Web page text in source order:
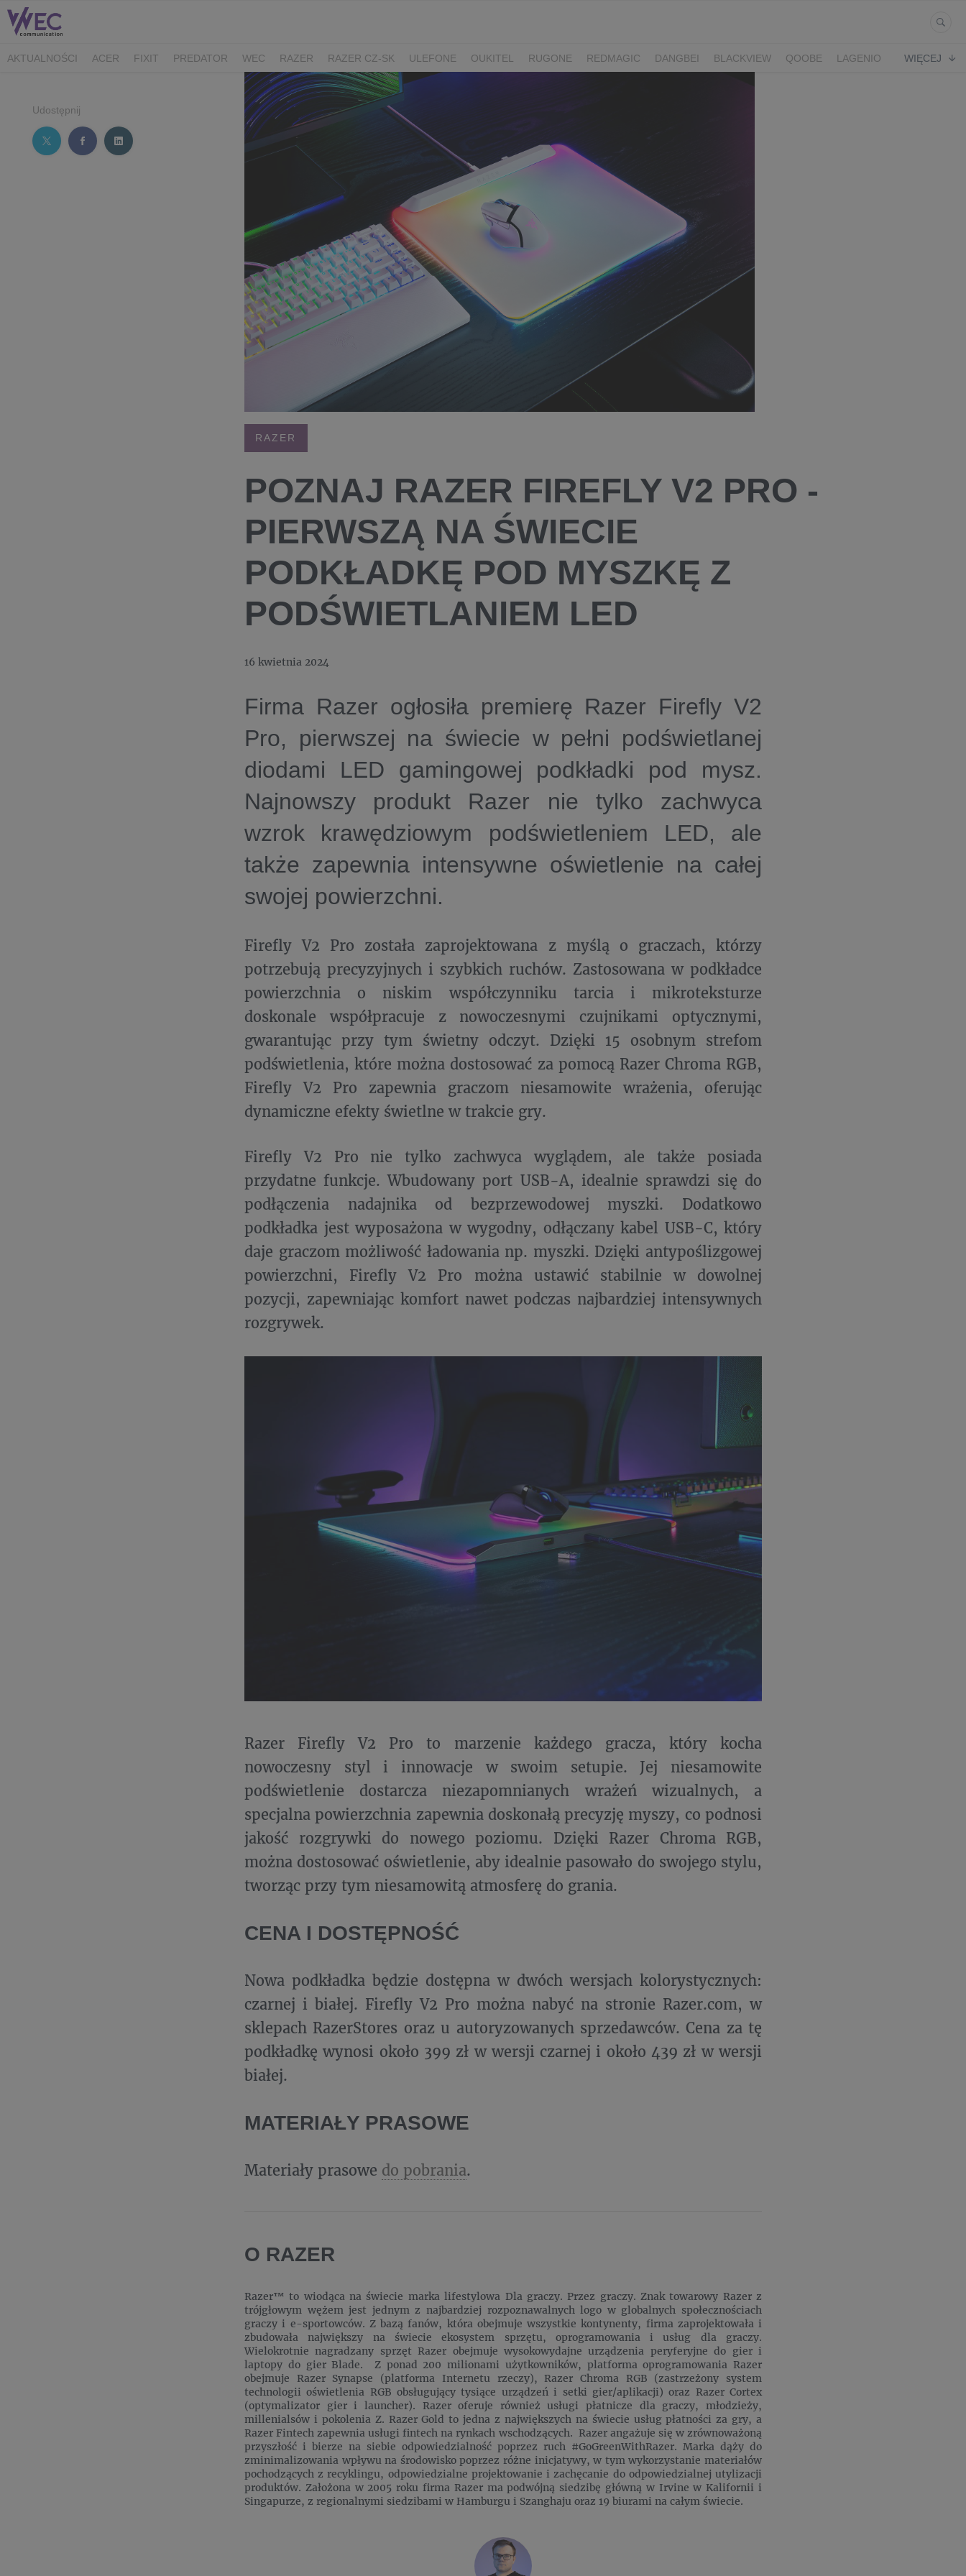
AKTUALNOŚCI ACER FIXIT PREDATOR WEC RAZER RAZER CZ-SK ULEFONE OUKITEL RUGONE REDMAGIC DANGBEI BLACKVIEW QOOBE
LAGENIO
GAM3RS_X XPG ADATA GYNCENTRUM
WIĘCEJ
Udostępnij
RAZER
POZNAJ RAZER FIREFLY V2 PRO -
PIERWSZĄ NA ŚWIECIE
PODKŁADKĘ POD MYSZKĘ Z
PODŚWIETLANIEM LED
16 kwietnia 2024
Firma Razer ogłosiła premierę Razer Firefly V2
Pro, pierwszej na świecie w pełni podświetlanej
diodami LED gamingowej podkładki pod mysz.
Najnowszy produkt Razer nie tylko zachwyca
wzrok krawędziowym podświetleniem LED, ale
także zapewnia intensywne oświetlenie na całej
swojej powierzchni.
Firefly V2 Pro została zaprojektowana z myślą o graczach, którzy
potrzebują precyzyjnych i szybkich ruchów. Zastosowana w podkładce
powierzchnia o niskim współczynniku tarcia i mikroteksturze
doskonale współpracuje z nowoczesnymi czujnikami optycznymi,
gwarantując przy tym świetny odczyt. Dzięki 15 osobnym strefom
podświetlenia, które można dostosować za pomocą Razer Chroma RGB,
Firefly V2 Pro zapewnia graczom niesamowite wrażenia, oferując
dynamiczne efekty świetlne w trakcie gry.
Firefly V2 Pro nie tylko zachwyca wyglądem, ale także posiada
przydatne funkcje. Wbudowany port USB-A, idealnie sprawdzi się do
podłączenia nadajnika od bezprzewodowej myszki. Dodatkowo
podkładka jest wyposażona w wygodny, odłączany kabel USB-C, który
daje graczom możliwość ładowania np. myszki. Dzięki antypoślizgowej
powierzchni, Firefly V2 Pro można ustawić stabilnie w dowolnej
pozycji, zapewniając komfort nawet podczas najbardziej intensywnych
rozgrywek.
Razer Firefly V2 Pro to marzenie każdego gracza, który kocha
nowoczesny styl i innowacje w swoim setupie. Jej niesamowite
podświetlenie dostarcza niezapomnianych wrażeń wizualnych, a
specjalna powierzchnia zapewnia doskonałą precyzję myszy, co podnosi
jakość rozgrywki do nowego poziomu. Dzięki Razer Chroma RGB,
można dostosować oświetlenie, aby idealnie pasowało do swojego stylu,
tworząc przy tym niesamowitą atmosferę do grania.
CENA I DOSTĘPNOŚĆ
Nowa podkładka będzie dostępna w dwóch wersjach kolorystycznych:
czarnej i białej. Firefly V2 Pro można nabyć na stronie Razer.com, w
sklepach RazerStores oraz u autoryzowanych sprzedawców. Cena za tę
podkładkę wynosi około 399 zł w wersji czarnej i około 439 zł w wersji
białej.
MATERIAŁY PRASOWE
Materiały prasowe do pobrania.
O RAZER
Razer™ to wiodąca na świecie marka lifestylowa Dla graczy. Przez graczy. Znak towarowy Razer z
trójgłowym wężem jest jednym z najbardziej rozpoznawalnych logo w globalnych społecznościach
graczy i e-sportowców. Z bazą fanów, która obejmuje wszystkie kontynenty, firma zaprojektowała i
zbudowała największy na świecie ekosystem sprzętu, oprogramowania i usług dla graczy.
Wielokrotnie nagradzany sprzęt Razer obejmuje wysokowydajne urządzenia peryferyjne do gier i
laptopy do gier Blade. Z ponad 200 milionami użytkowników, platforma oprogramowania Razer
obejmuje Razer Synapse (platforma Internetu rzeczy), Razer Chroma RGB (zastrzeżony system
technologii oświetlenia RGB obsługujący tysiące urządzeń i setki gier/aplikacji) oraz Razer Cortex
(optymalizator gier i launcher). Razer oferuje również usługi płatnicze dla graczy, młodzieży,
millenialsów i pokolenia Z. Razer Gold to jedna z największych na świecie usług płatności za gry, a
Razer Fintech zapewnia usługi fintech na rynkach wschodzących. Razer angażuje się w zrównoważoną
przyszłość i bierze na siebie odpowiedzialność poprzez ruch #GoGreenWithRazer. Marka dąży do
zminimalizowania wpływu na środowisko poprzez różne inicjatywy, w tym wykorzystanie materiałów
pochodzących z recyklingu, odpowiedzialne projektowanie i zachęcanie do odpowiedzialnej utylizacji
produktów. Założona w 2005 roku firma Razer ma podwójną siedzibę główną w Irvine w Kalifornii i
Singapurze, z regionalnymi siedzibami w Hamburgu i Szanghaju oraz 19 biurami na całym świecie.